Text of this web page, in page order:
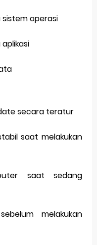
operasi
secara teratur
saat melakukan
saat sedang
melakukan